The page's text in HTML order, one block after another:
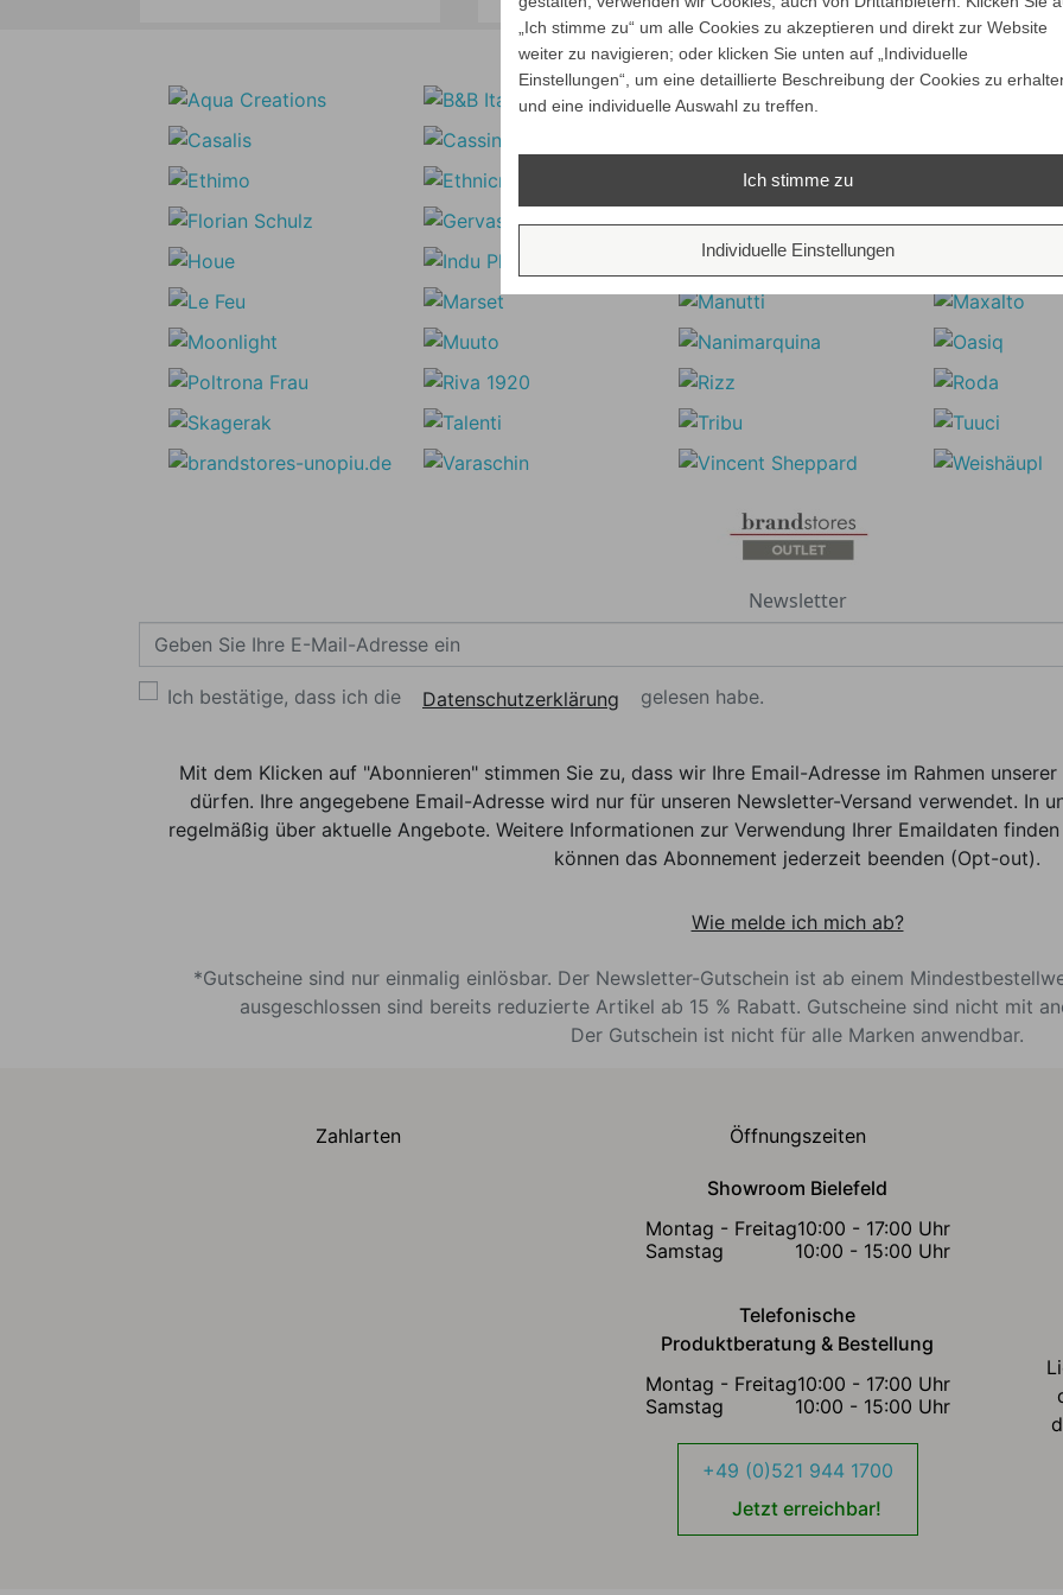
Unsere Marken
Newsletter
Ich bestätige, dass ich die Datenschutzerklärung gelesen habe.
Mit dem Klicken auf "Abonnieren" stimmen Sie zu, dass wir Ihre Email-Adresse im Rahmen
dürfen. Ihre angegebene Email-Adresse wird nur für unseren Newsletter-Versand verwendet. In
regelmäßig über aktuelle Angebote. Weitere Informationen zur Verwendung Ihrer Emaildaten
können das Abonnement jederzeit beenden (Opt-out).
Wie melde ich mich ab?
*Gutscheine sind nur einmalig einlösbar. Der Newsletter-Gutschein ist ab einem
ausgeschlossen sind bereits reduzierte Artikel ab 15 % Rabatt. Gutscheine sind nicht mit
Der Gutschein ist nicht für alle Marken anwendbar.
Zahlarten Öffnungszeiten
Showroom Bielefeld
Montag - Freitag10:00 - 17:00 Uhr
Samstag
10:00 - 15:00 Uhr
Telefonische
Produktberatung & Bestellung
Montag - Freitag10:00 - 17:00 Uhr
Samstag
10:00 - 15:00 Uhr
+49 (0)521 944 1700
Jetzt erreichbar!
„Ich stimme zu“ um alle Cookies zu akzeptieren und direkt zur Website
weiter zu navigieren; oder klicken Sie unten auf „Individuelle
Einstellungen“, um eine detaillierte Beschreibung der Cookies zu
und eine individuelle Auswahl zu treffen.
Ich stimme zu
Individuelle Einstellungen